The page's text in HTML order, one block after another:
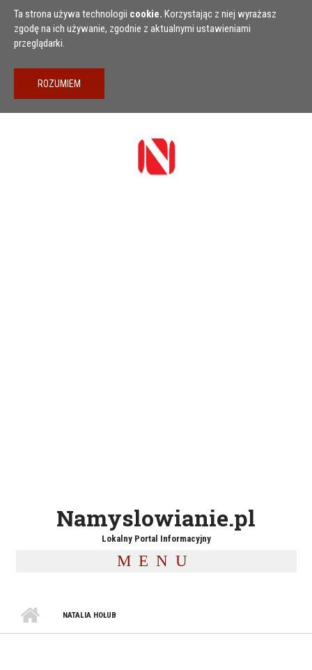
Przejdź do treści
Ta strona używa technologii cookie. Korzystając z niej wyrażasz
zgodę na ich używanie, zgodnie z aktualnymi ustawieniami
przeglądarki.
Namyslowianie.pl
Lokalny Portal Informacyjny
MENU
NATALIA HOŁUB